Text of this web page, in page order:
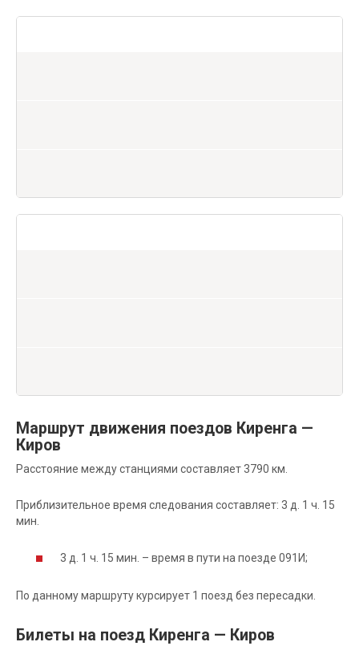
Маршрут движения поездов Киренга —
Киров
Расстояние между станциями составляет 3790 км.
Приблизительное время следования составляет: 3 д. 1 ч. 15
мин.
3 д. 1 ч. 15 мин. – время в пути на поезде 091И;
По данному маршруту курсирует 1 поезд без пересадки.
Билеты на поезд Киренга — Киров